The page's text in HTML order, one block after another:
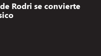
Rodri se convierte